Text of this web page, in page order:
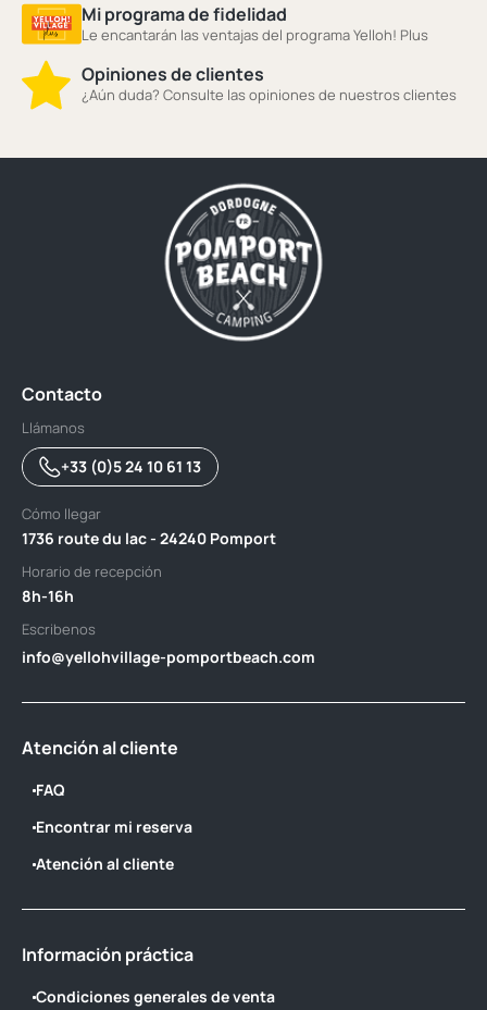
Mi programa de fidelidad
Le encantarán las ventajas del programa Yelloh! Plus
Opiniones de clientes
¿Aún duda? Consulte las opiniones de nuestros clientes
Contacto
Llámanos
+33 (0)5 24 10 61 13
Cómo llegar
1736 route du lac - 24240 Pomport
Horario de recepción
8h-16h
Escribenos
info@yellohvillage-pomportbeach.com
Atención al cliente
FAQ
Encontrar mi reserva
Atención al cliente
Información práctica
Condiciones generales de venta